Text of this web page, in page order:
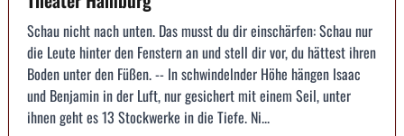
Schau nicht nach unten. Das musst du dir einschärfen: Schau nur
die Leute hinter den Fenstern an und stell dir vor, du hättest ihren
Boden unter den Füßen. -- In schwindelnder Höhe hängen Isaac
und Benjamin in der Luft, nur gesichert mit einem Seil, unter
ihnen geht es 13 Stockwerke in die Tiefe. Ni...